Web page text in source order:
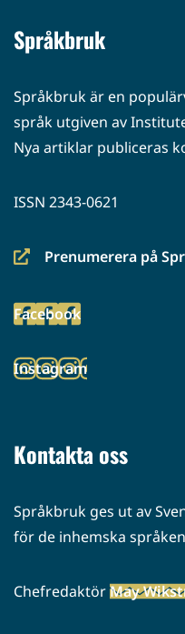
Språkbruk
Språkbruk är en
språk utgiven av
Nya artiklar publiceras
ISSN 2343-0621
Prenumerera på
(siirryt
palveluun)
Facebook
(siirryt
palveluun)
Instagram
(siirryt
Kontakta oss
Språkbruk ges ut av
för de inhemska
ChefredaktörMay